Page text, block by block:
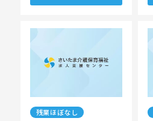
残業ほぼなし